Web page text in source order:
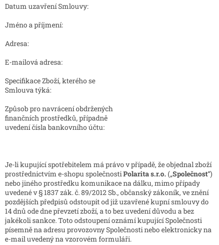
Datum uzavření Smlouvy:
Jméno a příjmení:
Adresa:
E-mailová adresa:
Specifikace Zboží, kterého se
Smlouva týká:
Způsob pro navrácení obdržených
finančních prostředků, případně
uvedení čísla bankovního účtu:
Je-li kupující spotřebitelem má právo v případě, že objednal zboží
prostřednictvím e-shopu společnostiPolarita s.r.o. („Společnost“)
nebo jiného prostředku komunikace na dálku, mimo případy
uvedené v § 1837 zák. č. 89/2012 Sb., občanský zákoník, ve znění
pozdějších předpisů odstoupit od již uzavřené kupní smlouvy do
14 dnů ode dne převzetí zboží, a to bez uvedení důvodu a bez
jakékoli sankce. Toto odstoupení oznámí kupující Společnosti
písemně na adresu provozovny Společnosti nebo elektronicky na
e-mail uvedený na vzorovém formuláři.